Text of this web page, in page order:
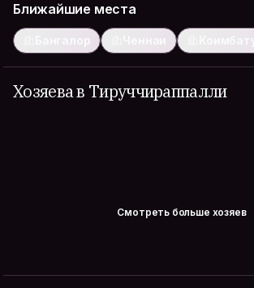
Ближайшие места
Бангалор Ченнаи
Хозяева в Тируччираппалли
Смотреть больше хозяев